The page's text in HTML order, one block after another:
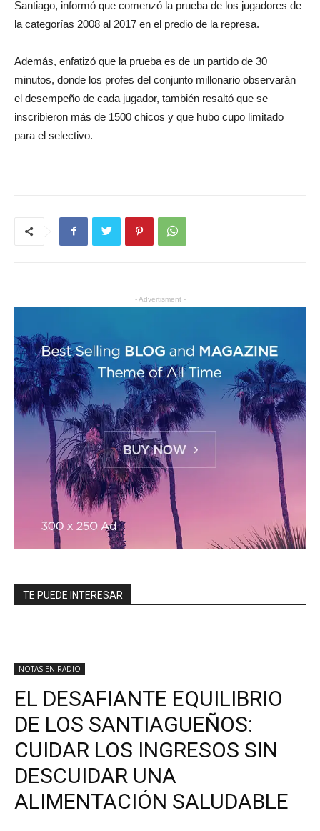
Santiago, informó que comenzó la prueba de los jugadores de
la categorías 2008 al 2017 en el predio de la represa.
Además, enfatizó que la prueba es de un partido de 30
minutos, donde los profes del conjunto millonario observarán
el desempeño de cada jugador, también resaltó que se
inscribieron más de 1500 chicos y que hubo cupo limitado
para el selectivo.
- Advertisment -
TE PUEDE INTERESAR